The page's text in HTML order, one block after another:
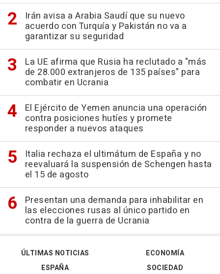
Irán avisa a Arabia Saudí que su nuevo
acuerdo con Turquía y Pakistán no va a
garantizar su seguridad
La UE afirma que Rusia ha reclutado a "más
de 28.000 extranjeros de 135 países" para
combatir en Ucrania
El Ejército de Yemen anuncia una operación
contra posiciones hutíes y promete
responder a nuevos ataques
Italia rechaza el ultimátum de España y no
reevaluará la suspensión de Schengen hasta
el 15 de agosto
Presentan una demanda para inhabilitar en
las elecciones rusas al único partido en
contra de la guerra de Ucrania
ÚLTIMAS NOTICIAS
ESPAÑA
ECONOMÍA
SOCIEDAD